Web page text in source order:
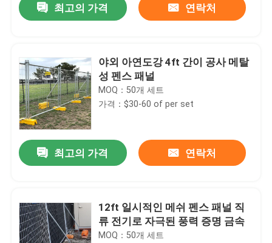
최고의 가격 연락처
야외 아연도강 4ft 간이 공사 메탈
성 펜스 패널
MOQ：50개 세트
가격：$30-60 of per set
최고의 가격 연락처
12ft 일시적인 메쉬 펜스 패널 직
류 전기로 자극된 풍력 증명 금속
MOQ：50개 세트